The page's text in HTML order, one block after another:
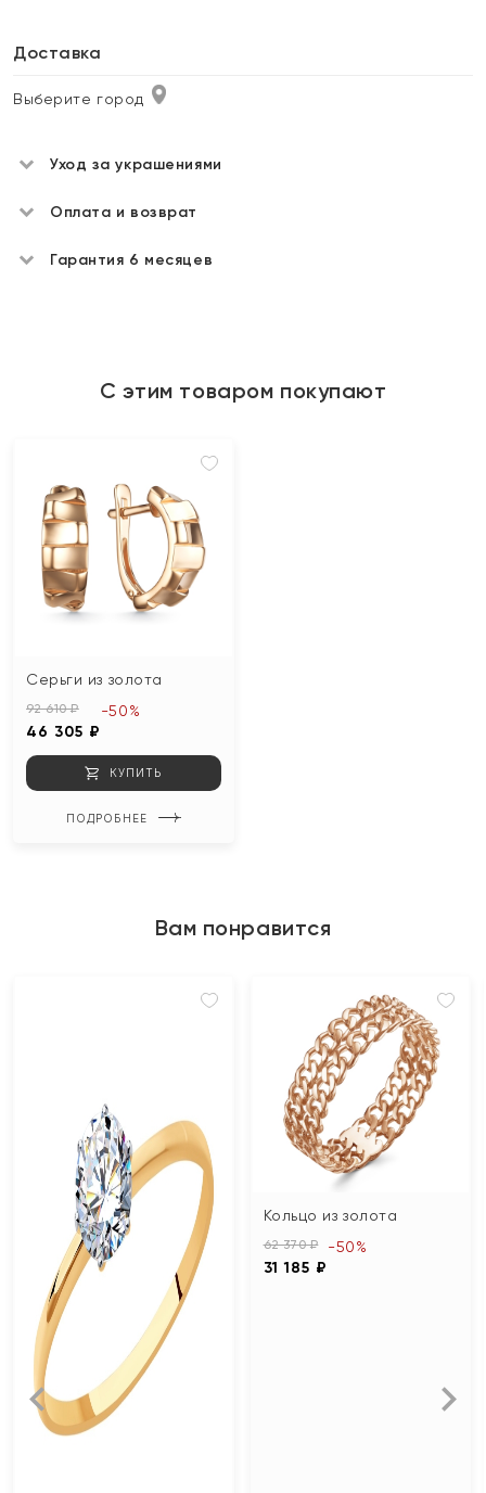
Доставка
Выберите город
Уход за украшениями
Оплата и возврат
Гарантия 6 месяцев
С этим товаром покупают
Серьги из золота
92 610 ₽
46 305 ₽
-50%
КУПИТЬ
ПОДРОБНЕЕ
Вам понравится
Кольцо из золота
62 370 ₽
31 185 ₽
-50%